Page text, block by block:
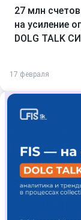
27 млн
на усиление
DOLG TALK
17 февраля